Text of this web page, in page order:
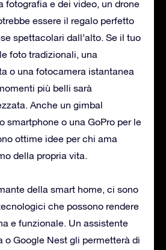
fotografia e dei video, un drone
essere il regalo perfetto
spettacolari dall’alto. Se il tuo
foto tradizionali, una
o una fotocamera istantanea
più belli sarà
Anche un gimbal
smartphone o una GoPro per le
ottime idee per chi ama
della propria vita.
della smart home, ci sono
che possono rendere
e funzionale. Un assistente
o Google Nest gli permetterà di